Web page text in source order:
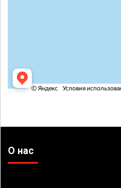
О нас